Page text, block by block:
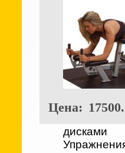
Цена:
дисками